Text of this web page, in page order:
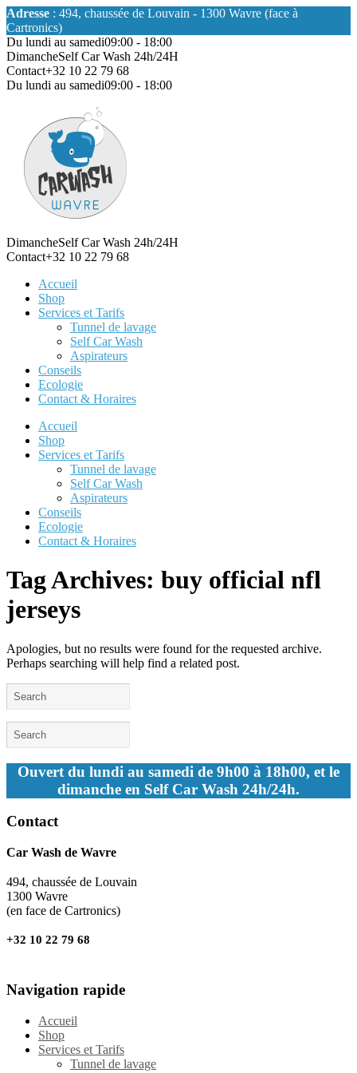
Adresse : 494, chaussée de Louvain - 1300 Wavre (face à
Cartronics)
Du lundi au samedi09:00 - 18:00
DimancheSelf Car Wash 24h/24H
Contact+32 10 22 79 68
Du lundi au samedi09:00 - 18:00
DimancheSelf Car Wash 24h/24H
Contact+32 10 22 79 68
Accueil
Shop
Services et Tarifs
Tunnel de lavage
Self Car Wash
Aspirateurs
Conseils
Ecologie
Contact & Horaires
Accueil
Shop
Services et Tarifs
Tunnel de lavage
Self Car Wash
Aspirateurs
Conseils
Ecologie
Contact & Horaires
Tag Archives: buy official nfl
jerseys
Apologies, but no results were found for the requested archive.
Perhaps searching will help find a related post.
Ouvert du lundi au samedi de 9h00 à 18h00, et le
dimanche en Self Car Wash 24h/24h.
Contact
Car Wash de Wavre
494, chaussée de Louvain
1300 Wavre
(en face de Cartronics)
+32 10 22 79 68
Navigation rapide
Accueil
Shop
Services et Tarifs
Tunnel de lavage